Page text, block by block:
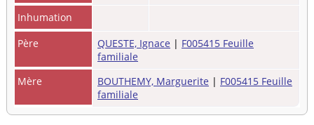
Inhumation
Père
QUESTE, Ignace | F005415 Feuille
familiale
Mère
BOUTHEMY, Marguerite | F005415 Feuille
familiale